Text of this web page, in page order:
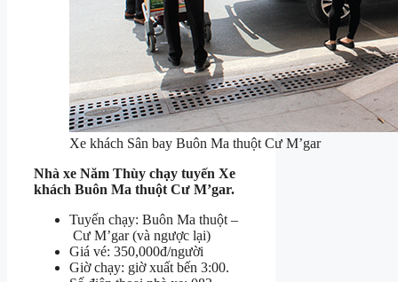
Xe khách Sân bay Buôn Ma thuột Cư M’gar
Nhà xe Năm Thùy chạy tuyến Xe
khách Buôn Ma thuột Cư M’gar.
Tuyến chạy: Buôn Ma thuột –
Cư M’gar (và ngược lại)
Giá vé: 350,000đ/người
Giờ chạy: giờ xuất bến 3:00.